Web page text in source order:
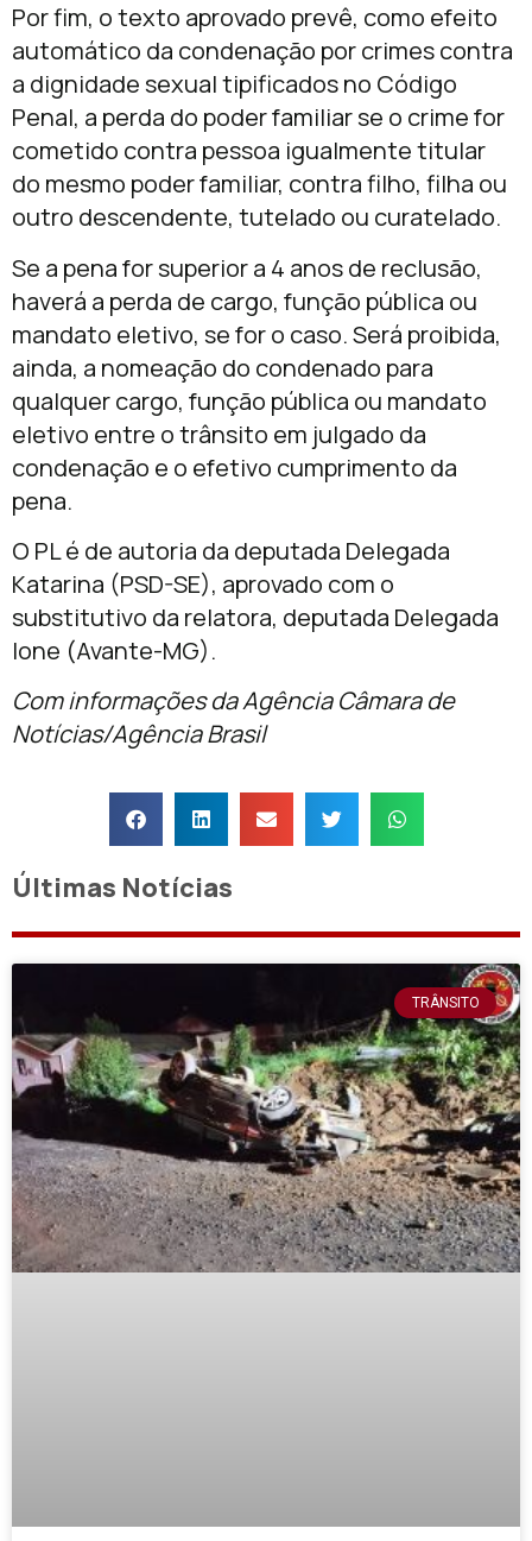
Por fim, o texto aprovado prevê, como efeito
automático da condenação por crimes contra
a dignidade sexual tipificados no Código
Penal, a perda do poder familiar se o crime for
cometido contra pessoa igualmente titular
do mesmo poder familiar, contra filho, filha ou
outro descendente, tutelado ou curatelado.
Se a pena for superior a 4 anos de reclusão,
haverá a perda de cargo, função pública ou
mandato eletivo, se for o caso. Será proibida,
ainda, a nomeação do condenado para
qualquer cargo, função pública ou mandato
eletivo entre o trânsito em julgado da
condenação e o efetivo cumprimento da
pena.
O PL é de autoria da deputada Delegada
Katarina (PSD-SE), aprovado com o
substitutivo da relatora, deputada Delegada
Ione (Avante-MG).
Com informações da Agência Câmara de
Notícias/Agência Brasil
Últimas Notícias
TRÂNSITO